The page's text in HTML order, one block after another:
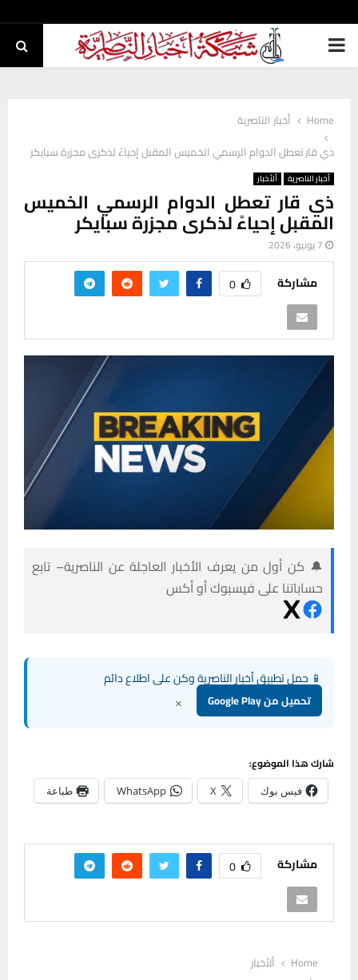
PRIMARY
Home
أخبار الناصرية
ذي قار تعطل الدوام الرسمي الخميس المقبل إحياءً لذكرى مجزرة سبايكر
أخبار الناصرية ألأخبار
ذي قار تعطل الدوام الرسمي الخميس
المقبل إحياءً لذكرى مجزرة سبايكر
7 يونيو، 2026
مشاركة 0
🔔 كن أول من يعرف الأخبار العاجلة عن الناصرية– تابع
حساباتنا على فيسبوك أو أكس
📱 حمل تطبيق أخبار الناصرية وكن على اطلاع دائم
تحميل من Google Play ×
شارك هذا الموضوع:
فيس بوك X
WhatsApp طباعة
مشاركة 0
Home
ألأخبار